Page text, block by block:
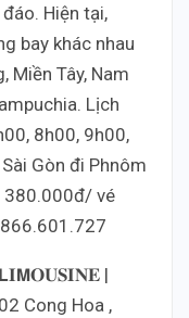
Hiện tại,
bay khác nhau
Miền Tây, Nam
Lịch
8h00, 9h00,
Gòn đi Phnôm
380.000đ/ vé
|
Cong Hoa ,